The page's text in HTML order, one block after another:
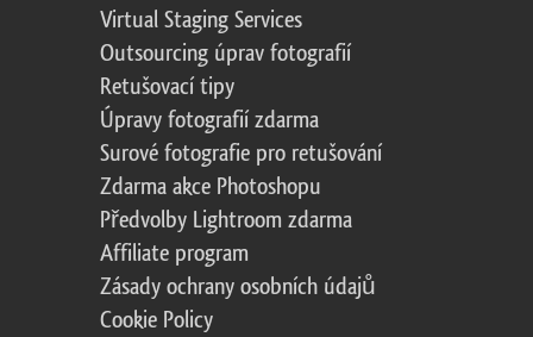
Virtual Staging Services
Outsourcing úprav fotografií
Retušovací tipy
Úpravy fotografií zdarma
Surové fotografie pro retušování
Zdarma akce Photoshopu
Předvolby Lightroom zdarma
Affiliate program
Zásady ochrany osobních údajů
Cookie Policy